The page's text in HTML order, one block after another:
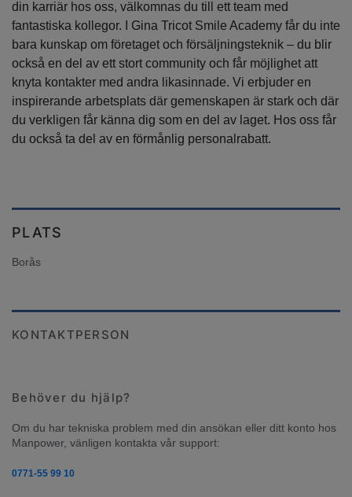
din karriär hos oss, välkomnas du till ett team med
fantastiska kollegor. I Gina Tricot Smile Academy får du inte
bara kunskap om företaget och försäljningsteknik – du blir
också en del av ett stort community och får möjlighet att
knyta kontakter med andra likasinnade. Vi erbjuder en
inspirerande arbetsplats där gemenskapen är stark och där
du verkligen får känna dig som en del av laget. Hos oss får
du också ta del av en förmånlig personalrabatt.
PLATS
Borås
KONTAKTPERSON
Behöver du hjälp?
Om du har tekniska problem med din ansökan eller ditt konto hos
Manpower, vänligen kontakta vår support:
0771-55 99 10